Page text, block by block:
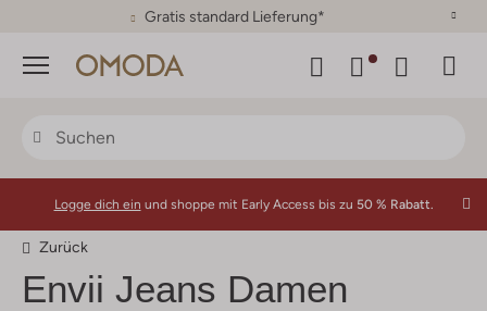
30 Tage Rückgaberecht
Menü
Logge dich ein und shoppe mit Early Access bis zu 50 % Rabatt.
Zurück
Envii Jeans Damen